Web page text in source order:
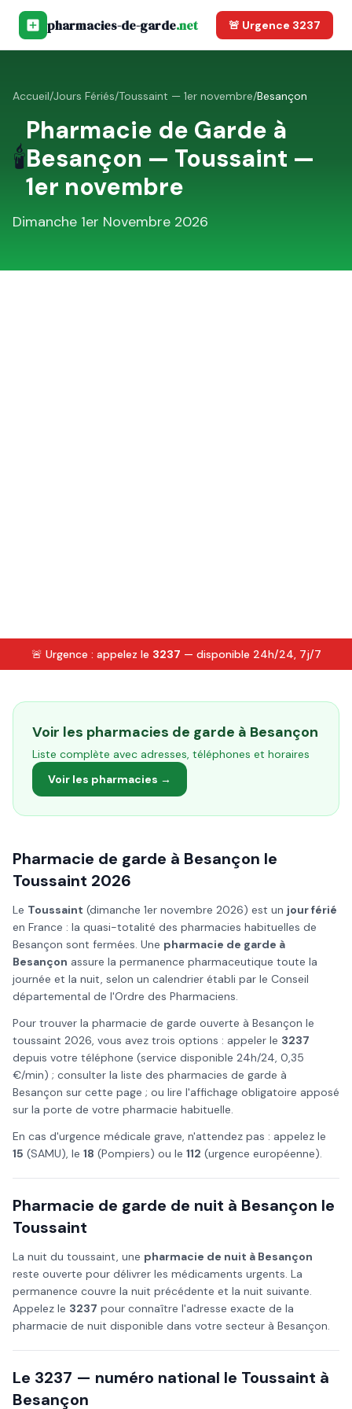
pharmacies-de-garde.net 🚨 Urgence 3237
Accueil/Jours Fériés/Toussaint — 1er novembre/Besançon
🕯️
Pharmacie de Garde à
Besançon — Toussaint —
1er novembre
Dimanche 1er Novembre 2026
🚨 Urgence : appelez le 3237 — disponible 24h/24, 7j/7
Voir les pharmacies de garde à Besançon
Liste complète avec adresses, téléphones et horaires
Voir les pharmacies →
Pharmacie de garde à Besançon le
Toussaint 2026
Le Toussaint (dimanche 1er novembre 2026) est un jour férié
en France : la quasi-totalité des pharmacies habituelles de
Besançon sont fermées. Une pharmacie de garde à
Besançon assure la permanence pharmaceutique toute la
journée et la nuit, selon un calendrier établi par le Conseil
départemental de l'Ordre des Pharmaciens.
Pour trouver la pharmacie de garde ouverte à Besançon le
toussaint 2026, vous avez trois options : appeler le 3237
depuis votre téléphone (service disponible 24h/24, 0,35
€/min) ; consulter la liste des pharmacies de garde à
Besançon sur cette page ; ou lire l'affichage obligatoire apposé
sur la porte de votre pharmacie habituelle.
En cas d'urgence médicale grave, n'attendez pas : appelez le
15 (SAMU), le 18 (Pompiers) ou le 112 (urgence européenne).
Pharmacie de garde de nuit à Besançon le
Toussaint
La nuit du toussaint, une pharmacie de nuit à Besançon
reste ouverte pour délivrer les médicaments urgents. La
permanence couvre la nuit précédente et la nuit suivante.
Appelez le 3237 pour connaître l'adresse exacte de la
pharmacie de nuit disponible dans votre secteur à Besançon.
Le 3237 — numéro national le Toussaint à
Besançon